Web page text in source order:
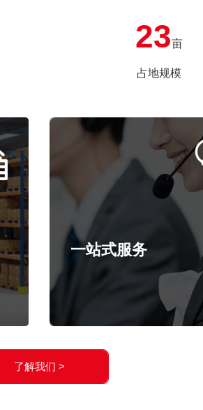
23亩
占地规模
我公司库存量保证是贵公司月用量的两
倍，贵公司可做到零库存
一站式服务
了解我们 >